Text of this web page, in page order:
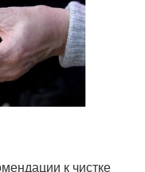
к чистке